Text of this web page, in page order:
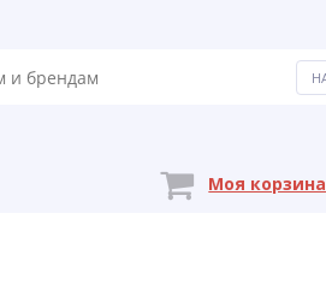
Моя корзина